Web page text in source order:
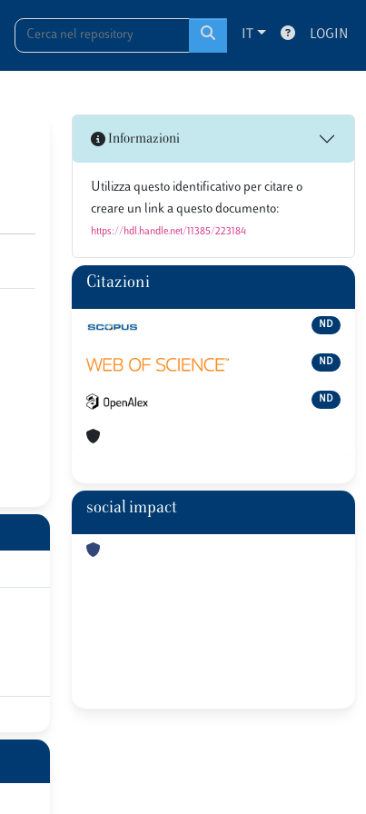
IT LOGIN
Informazioni
Utilizza questo identificativo per citare o
creare un link a questo documento:
https://hdl.handle.net/11385/223184
Citazioni
ND
ND
ND
social impact